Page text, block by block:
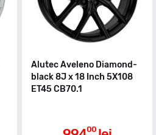
Alutec Aveleno Diamond-
black 8J x 18 Inch 5X108
ET45 CB70.1
00